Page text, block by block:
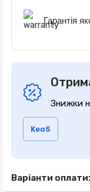
Гарантія
Знижки
KeoS
Варіанти оплати: